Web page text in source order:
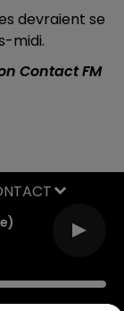
devraient se
midi.
Contact FM